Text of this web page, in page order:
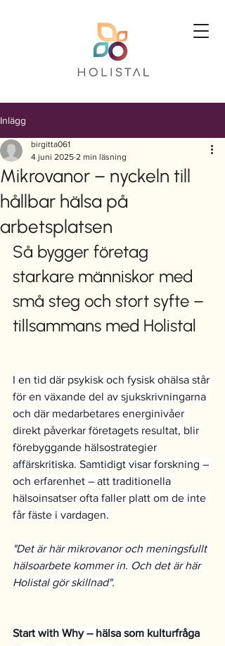
Inlägg
Mikrovanor – nyckeln till
hållbar hälsa på
arbetsplatsen
birgitta061
4 juni 2025 2 min läsning
Så bygger företag
starkare människor med
små steg och stort syfte –
tillsammans med Holistal
I en tid där psykisk och fysisk ohälsa står
för en växande del av sjukskrivningarna
och där medarbetares energinivåer
direkt påverkar företagets resultat, blir
förebyggande hälsostrategier
affärskritiska. Samtidigt visar forskning –
och erfarenhet – att traditionella
hälsoinsatser ofta faller platt om de inte
får fäste i vardagen.
"Det är här mikrovanor och meningsfullt
hälsoarbete kommer in. Och det är här
Holistal gör skillnad".
Start with Why – hälsa som kulturfråga